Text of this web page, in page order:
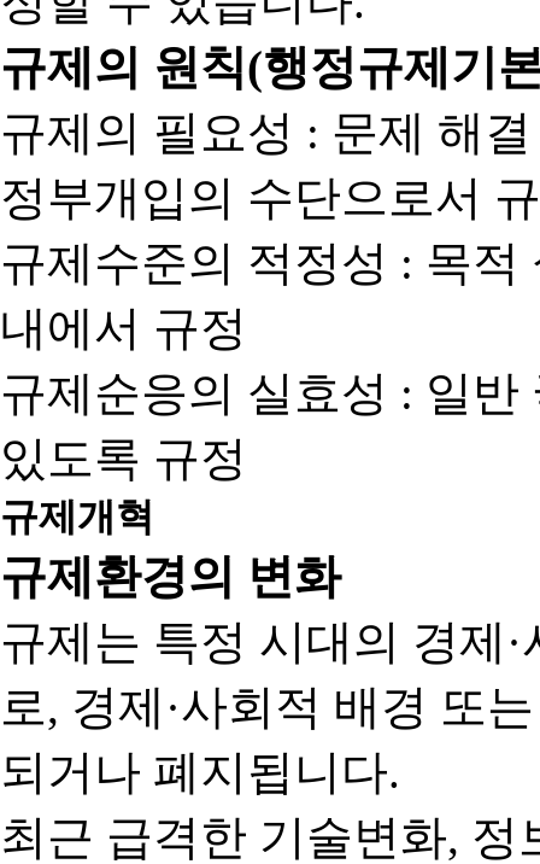
규제의 원칙(행정규제기
규제의 필요성 : 문제 해
정부개입의 수단으로서
규제수준의 적정성 : 목
내에서 규정
규제순응의 실효성 : 일
있도록 규정
규제개혁
규제환경의 변화
규제는 특정 시대의 경제
로, 경제·사회적 배경 또
되거나 폐지됩니다.
최근 급격한 기술변화,